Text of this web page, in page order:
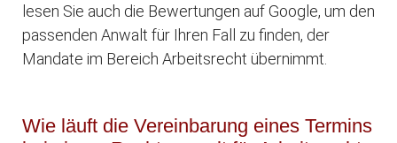
lesen Sie auch die Bewertungen auf Google, um den
passenden Anwalt für Ihren Fall zu finden, der
Mandate im Bereich Arbeitsrecht übernimmt.
Wie läuft die Vereinbarung eines Termins